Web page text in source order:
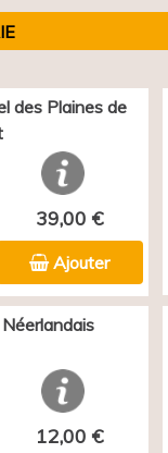
des Plaines de
39,00 €
Ajouter
12,00 €